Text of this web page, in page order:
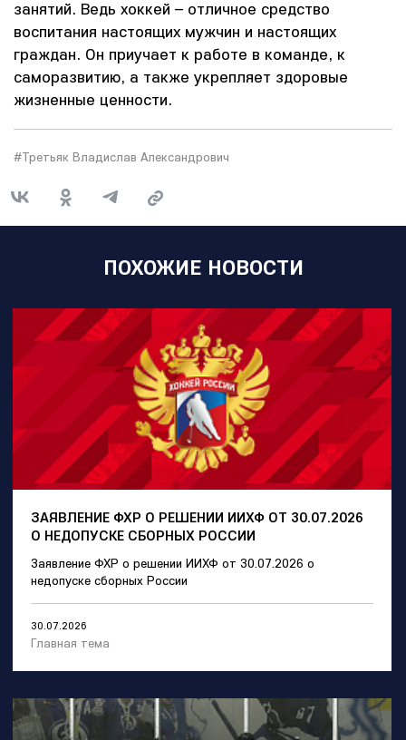
занятий. Ведь хоккей – отличное средство
воспитания настоящих мужчин и настоящих
граждан. Он приучает к работе в команде, к
саморазвитию, а также укрепляет здоровые
жизненные ценности.
#Третьяк Владислав Александрович
ПОХОЖИЕ НОВОСТИ
ЗАЯВЛЕНИЕ ФХР О РЕШЕНИИ ИИХФ ОТ 30.07.2026
О НЕДОПУСКЕ СБОРНЫХ РОССИИ
Заявление ФХР о решении ИИХФ от 30.07.2026 о
недопуске сборных России
30.07.2026
Главная тема